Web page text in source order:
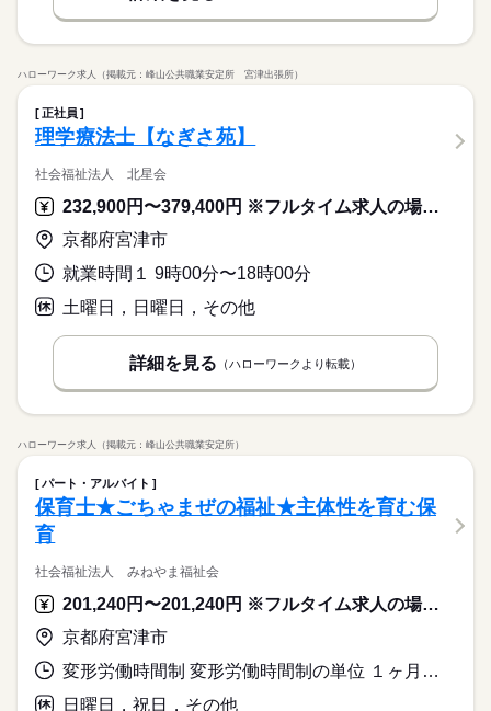
休日・休暇
ハローワーク求人（掲載元：峰山公共職業安定所 宮津出張所）
正社員
理学療法士【なぎさ苑】
社会福祉法人 北星会
232,900円〜379,400円 ※フルタイム求人の場合は月額（換算額）、パート求人の場合は時間額を表示しています。
京都府宮津市
就業時間１ 9時00分〜18時00分
土曜日，日曜日，その他
詳細を見る （ハローワークより転載）
ハローワーク求人（掲載元：峰山公共職業安定所）
パート・アルバイト
保育士★ごちゃまぜの福祉★主体性を育む保
育
社会福祉法人 みねやま福祉会
201,240円〜201,240円 ※フルタイム求人の場合は月額（換算額）、パート求人の場合は時間額を表示しています。
京都府宮津市
変形労働時間制 変形労働時間制の単位 １ヶ月単位 就業時間１ 7時30分〜16時30分 就業時間２ 8時30分〜17時30分 就業時間３ 9時00分〜18時00分 就業時間に関する特記事項 応相談可◎
日曜日，祝日，その他